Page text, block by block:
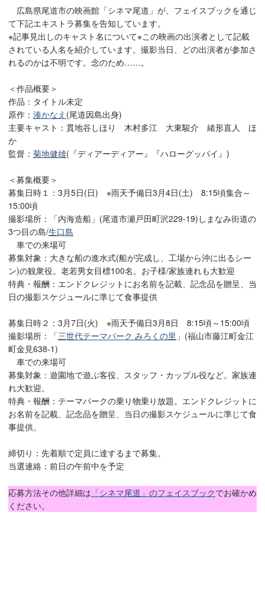
広島県尾道市の映画館「シネマ尾道」が、フェイスブックを通じ
て下記エキストラ募集を告知しています。
※記事見出しのキャスト名について※この映画の出演者として記載
されている人名を紹介しています。撮影当日、どの出演者が参加さ
れるのかは不明です。念のため……。
＜作品概要＞
作品：タイトル未定
原作： 湊かなえ (尾道因島出身)
主要キャスト：貫地谷しほり 木村多江 大東駿介 緒形直人 ほ
か
監督： 菊地健雄(『ディアーディアー』『ハローグッバイ』)
＜募集概要＞
募集日時１：3月5日(日) ※雨天予備日3月4日(土) 8:15頃集合～
15:00頃
撮影場所：「内海造船」(尾道市瀬戸田町沢229-19)しまなみ街道の
3つ目の島/生口島
車での来場可
募集対象：大きな船の進水式(船が完成し、工場から沖に出るシー
ン)の観衆役。老若男女目標100名。お子様/家族連れも大歓迎
特典・報酬：エンドクレジットにお名前を記載、記念品を贈呈、当
日の撮影スケジュールに準じて食事提供
募集日時２：3月7日(火) ※雨天予備日3月8日 8:15頃～15:00頃
撮影場所：「三世代テーマパーク みろくの里 」(福山市藤江町金江
町金見638-1)
車での来場可
募集対象：遊園地で遊ぶ客役、スタッフ・カップル役など。家族連
れ大歓迎。
特典・報酬：テーマパークの乗り物乗り放題。エンドクレジットに
お名前を記載、記念品を贈呈、当日の撮影スケジュールに準じて食
事提供。
締切り：先着順で定員に達するまで募集。
当選連絡：前日の午前中を予定
応募方法その他詳細は 「シネマ尾道」のフェイスブックでお確かめ
ください。